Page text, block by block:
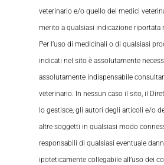
veterinario e/o quello dei medici
merito a qualsiasi indicazione riportata
Per l’uso di medicinali o di qualsiasi
indicati nel sito è assolutamente
assolutamente indispensabile
veterinario. In nessun caso il sito, il
lo gestisce, gli autori degli articoli e/o
altre soggetti in qualsiasi modo
responsabili di qualsiasi eventuale
ipoteticamente collegabile all’uso dei